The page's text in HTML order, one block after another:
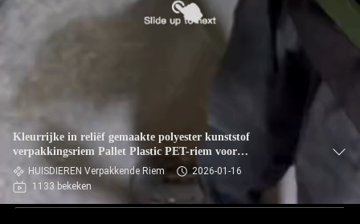
Kleurrijke in reliëf gemaakte polyester kunststof
verpakkingsriem Pallet Plastic PET-riem voor
vrachtverpakking
HUISDIEREN Verpakkende Riem
2026-01-16
1133 bekeken